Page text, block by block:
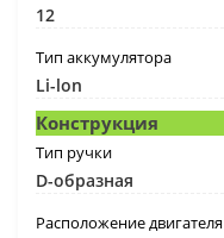
12
Тип аккумулятора
Li-lon
Конструкция
Тип ручки
D-образная
Расположение двигателя